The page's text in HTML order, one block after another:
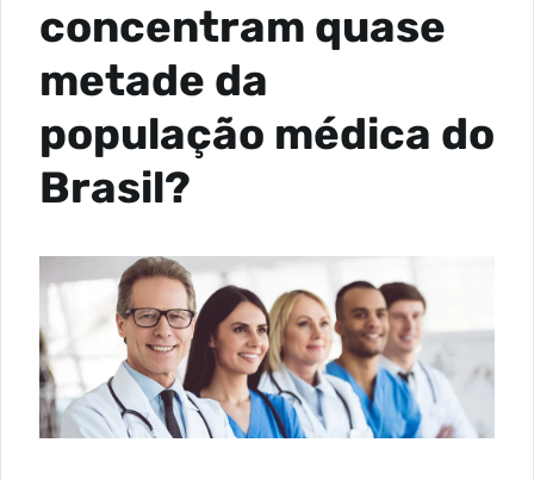
concentram quase
metade da
população médica do
Brasil?